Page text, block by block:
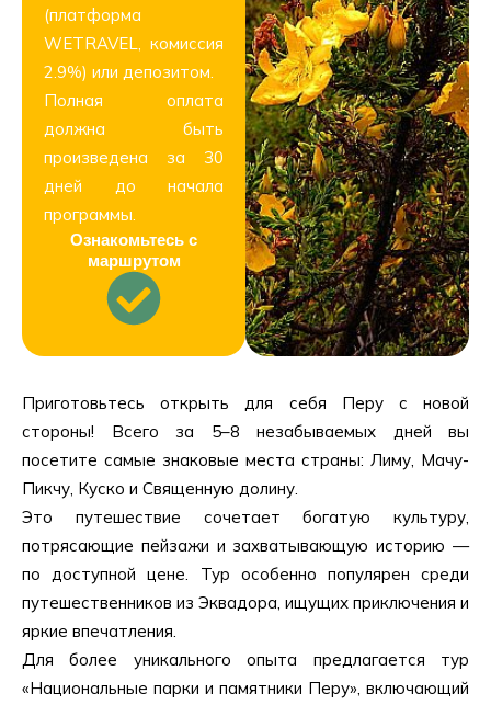
(платформа
WETRAVEL, комиссия
2.9%) или депозитом.
Полная оплата
должна быть
произведена за 30
дней до начала
программы.
Ознакомьтесь с
маршрутом
Приготовьтесь открыть для себя Перу с новой
стороны! Всего за 5–8 незабываемых дней вы
посетите самые знаковые места страны: Лиму, Мачу-
Пикчу, Куско и Священную долину.
Это путешествие сочетает богатую культуру,
потрясающие пейзажи и захватывающую историю —
по доступной цене. Тур особенно популярен среди
путешественников из Эквадора, ищущих приключения и
яркие впечатления.
Для более уникального опыта предлагается тур
«Национальные парки и памятники Перу», включающий